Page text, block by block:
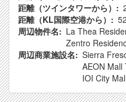
距離（ツインタワーから）
距離（KL国際空港から）
周辺物件名
La Thea
Zentro
周辺商業施設名
Sierra
AEON Mall
IOI City